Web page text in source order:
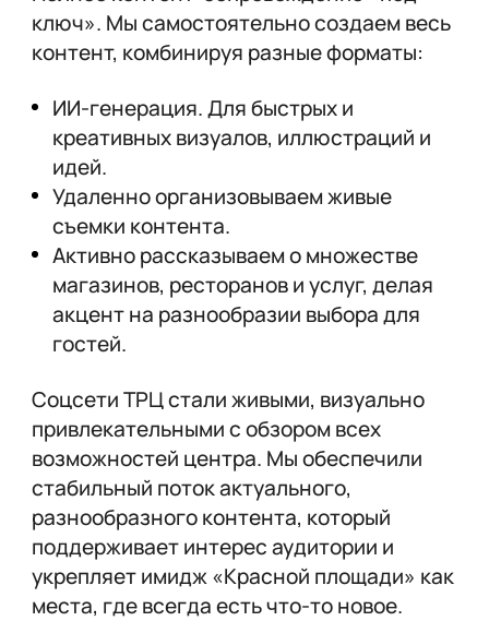
ключ». Мы самостоятельно создаем весь
контент, комбинируя разные форматы:
ИИ-генерация. Для быстрых и
креативных визуалов, иллюстраций и
идей.
Удаленно организовываем живые
съемки контента.
Активно рассказываем о множестве
магазинов, ресторанов и услуг, делая
акцент на разнообразии выбора для
гостей.
Соцсети ТРЦ стали живыми, визуально
привлекательными с обзором всех
возможностей центра. Мы обеспечили
стабильный поток актуального,
разнообразного контента, который
поддерживает интерес аудитории и
укрепляет имидж «Красной площади» как
места, где всегда есть что-то новое.